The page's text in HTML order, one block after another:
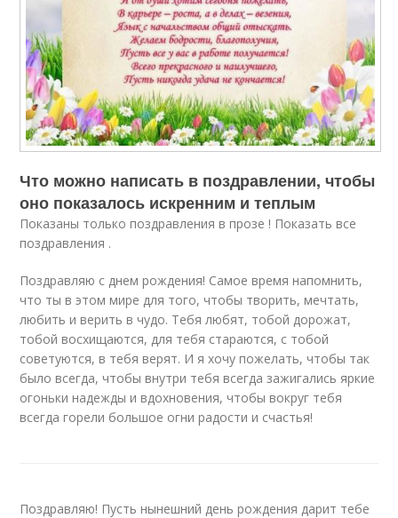
Что можно написать в поздравлении, чтобы
оно показалось искренним и теплым
Показаны только поздравления в прозе ! Показать все
поздравления .
Поздравляю с днем рождения! Самое время напомнить,
что ты в этом мире для того, чтобы творить, мечтать,
любить и верить в чудо. Тебя любят, тобой дорожат,
тобой восхищаются, для тебя стараются, с тобой
советуются, в тебя верят. И я хочу пожелать, чтобы так
было всегда, чтобы внутри тебя всегда зажигались яркие
огоньки надежды и вдохновения, чтобы вокруг тебя
всегда горели большое огни радости и счастья!
Поздравляю! Пусть нынешний день рождения дарит тебе